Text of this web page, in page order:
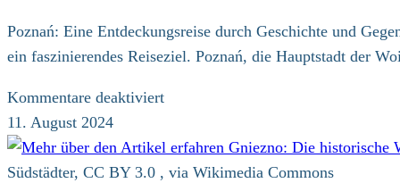
Poznań: Eine Entdeckungsreise durch Geschichte und
ein faszinierendes Reiseziel. Poznań, die Hauptstadt der
Kommentare deaktiviertfür
Eine
Entdeckungsreise
11. August 2024
Südstädter, CC BY 3.0 , via Wikimedia Commons